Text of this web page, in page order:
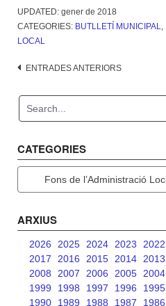
UPDATED: gener de 2018
CATEGORIES: BUTLLETÍ MUNICIPAL,
LOCAL
Navegació
ENTRADES ANTERIORS
CATEGORIES
ARXIUS
2026 2025 2024 2023 2022
2017
2016 2015 2014 2013
2008
2007 2006 2005 2004
1999
1998 1997 1996 1995
1990
1989 1988 1987 1986